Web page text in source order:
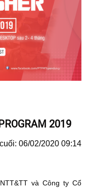
2019
06/02/2020 09:14
và Công ty Cổ